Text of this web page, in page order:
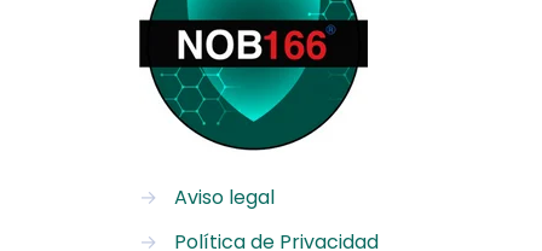
→
Aviso legal
→
Política de Privacidad